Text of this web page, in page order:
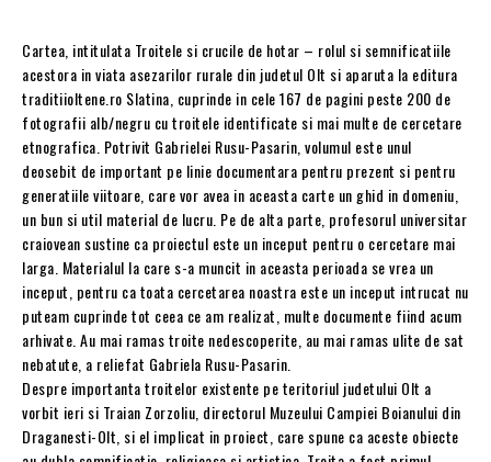
Cartea, intitulata Troitele si crucile de hotar – rolul si semnificatiile
acestora in viata asezarilor rurale din judetul Olt si aparuta la editura
traditiioltene.ro Slatina, cuprinde in cele 167 de pagini peste 200 de
fotografii alb/negru cu troitele identificate si mai multe de cercetare
etnografica. Potrivit Gabrielei Rusu-Pasarin, volumul este unul
deosebit de important pe linie documentara pentru prezent si pentru
generatiile viitoare, care vor avea in aceasta carte un ghid in domeniu,
un bun si util material de lucru. Pe de alta parte, profesorul universitar
craiovean sustine ca proiectul este un inceput pentru o cercetare mai
larga. Materialul la care s-a muncit in aceasta perioada se vrea un
inceput, pentru ca toata cercetarea noastra este un inceput intrucat nu
puteam cuprinde tot ceea ce am realizat, multe documente fiind acum
arhivate. Au mai ramas troite nedescoperite, au mai ramas ulite de sat
nebatute, a reliefat Gabriela Rusu-Pasarin.
Despre importanta troitelor existente pe teritoriul judetului Olt a
vorbit ieri si Traian Zorzoliu, directorul Muzeului Campiei Boianului din
Draganesti-Olt, si el implicat in proiect, care spune ca aceste obiecte